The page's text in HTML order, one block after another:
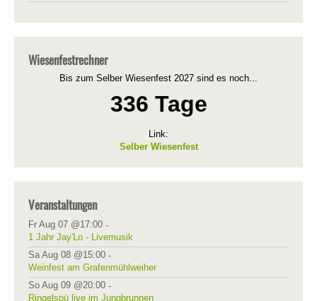
Wiesenfestrechner
Bis zum Selber Wiesenfest 2027 sind es noch...
336 Tage
Link:
Selber Wiesenfest
Veranstaltungen
Fr Aug 07 @17:00 -
1 Jahr Jay'Lo - Livemusik
Sa Aug 08 @15:00 -
Weinfest am Grafenmühlweiher
So Aug 09 @20:00 -
Ringelspü live im Jungbrunnen